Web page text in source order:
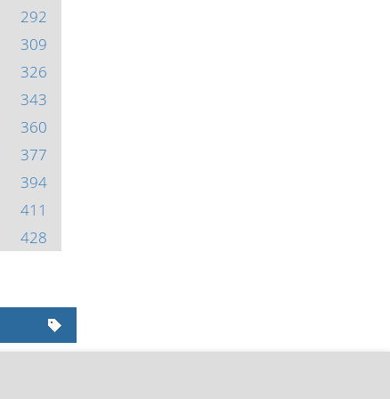
292
309
326
343
360
377
394
411
428